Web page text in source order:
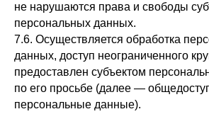
не нарушаются права и свободы
персональных данных.
7.6. Осуществляется обработка
данных, доступ неограниченного
предоставлен субъектом
по его просьбе (далее —
персональные данные).